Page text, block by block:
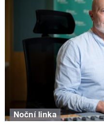
Noční linka